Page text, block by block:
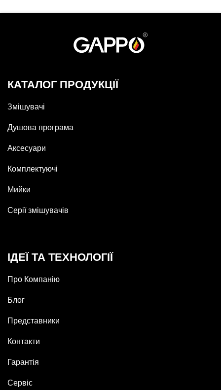
КАТАЛОГ ПРОДУКЦІЇ
Змішувачі
Душова програма
Аксесуари
Комплектуючі
Мийки
Серії змішувачів
ІДЕЇ ТА ТЕХНОЛОГІЇ
Про Компанію
Блог
Представники
Контакти
Гарантія
Сервіс